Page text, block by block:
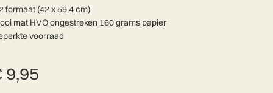
formaat (42 x 59,4 cm)
mat HVO ongestreken 160 grams papier
voorraad
9,95